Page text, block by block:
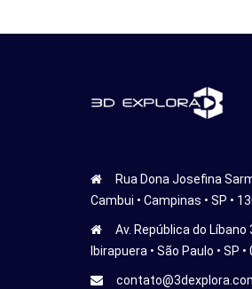
Rua Dona Josefina
Cambui • Campinas • SP •
Av. República do Líbano
Ibirapuera • São Paulo • SP